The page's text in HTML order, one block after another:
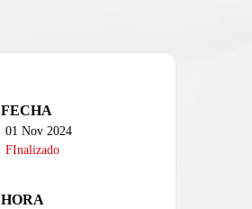
FECHA
01 Nov 2024
FInalizado
HORA